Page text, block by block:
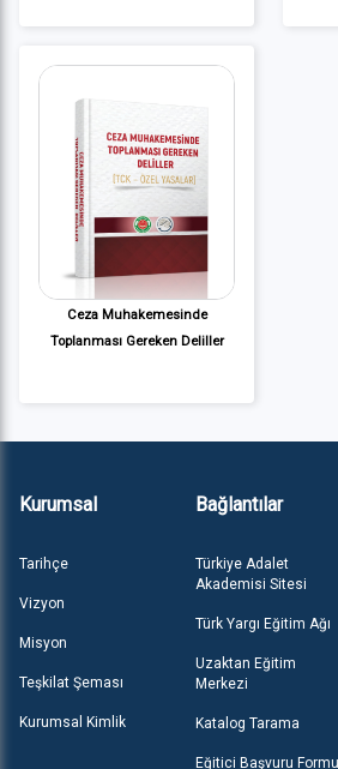
Ceza Muhakemesinde
Toplanması Gereken Deliller
Kurumsal
Tarihçe
Vizyon
Misyon
Teşkilat Şeması
Kurumsal Kimlik
Bağlantılar
Türkiye Adalet
Akademisi Sitesi
Türk Yargı Eğitim Ağı
Uzaktan Eğitim
Merkezi
Katalog Tarama
Eğitici Başvuru Formu